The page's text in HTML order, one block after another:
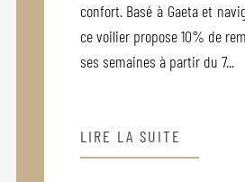
confort. Basé à Gaeta et
ce voilier propose 10% de
ses semaines à partir du 7...
LIRE LA SUITE